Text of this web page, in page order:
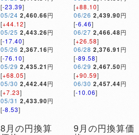
[-23.39]
05/24 2,460.66円
[+44.12]
05/25 2,443.26円
[-17.40]
05/26 2,367.16円
[-76.10]
05/29 2,435.21 円
[+68.05]
05/30 2,442.44円
[+7.23]
05/31 2,433.90円
[-8.53]
[+88.10]
06/26 2,439.90円
[-6.46]
06/27 2,466.48円
[+26.58]
06/28 2,376.91 円
[-89.58]
06/29 2,467.50円
[+90.59]
06/30 2,457.44円
[-10.06]
8月の円換算 9月の円換算価